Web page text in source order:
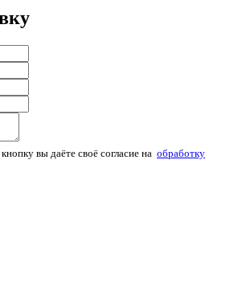
вы даёте своё согласие на обработку